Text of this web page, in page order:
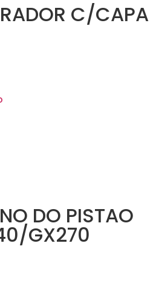
C/CAPA
DO PISTAO
GX270